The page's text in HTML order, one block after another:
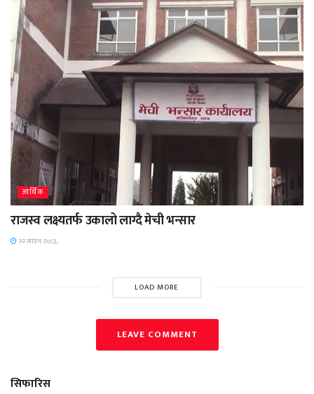
आर्थिक
राजस्व लक्ष्यतर्फ उकालो लाग्दै मेची भन्सार
२२ साउन २०८३,
LOAD MORE
LEAVE COMMENT
सिफारिस